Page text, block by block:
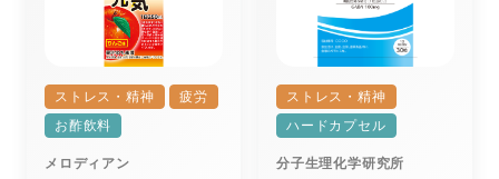
ストレス・精神
疲労
お酢飲料
メロディアン
ストレス・精神
ハードカプセル
分子生理化学研究所